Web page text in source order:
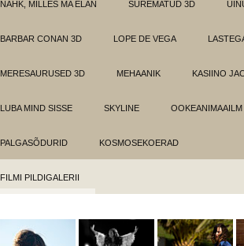
NAHK, MILLES MA ELAN SUREMATUD 3D
BARBAR CONAN 3D LOPE DE VEGA
MERESAURUSED 3D MEHAANIK KASIINO
LUBA MIND SISSE SKYLINE
PALGASÕDURID KOSMOSEKOERAD
FILMI PILDIGALERII